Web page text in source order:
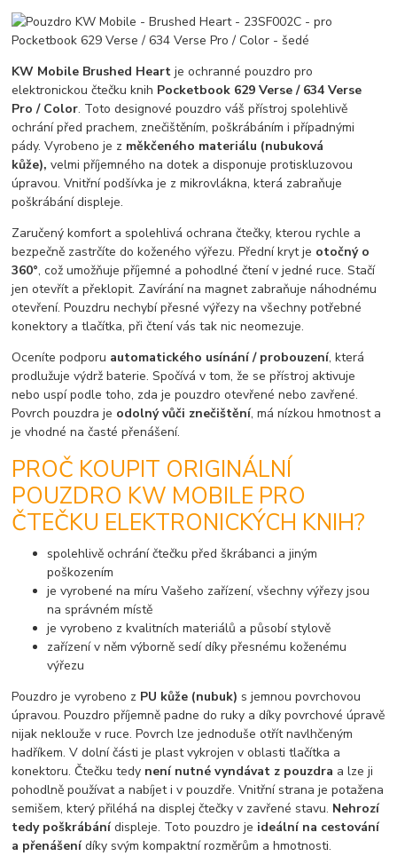
KW Mobile Brushed Heart je ochranné pouzdro pro
elektronickou čtečku knih Pocketbook 629 Verse / 634 Verse
Pro / Color. Toto designové pouzdro váš přístroj spolehlivě
ochrání před prachem, znečištěním, poškrábáním i případnými
pády. Vyrobeno je z měkčeného materiálu (nubuková
kůže), velmi příjemného na dotek a disponuje protiskluzovou
úpravou. Vnitřní podšívka je z mikrovlákna, která zabraňuje
poškrábání displeje.
Zaručený komfort a spolehlivá ochrana čtečky, kterou rychle a
bezpečně zastrčíte do koženého výřezu. Přední kryt je otočný o
360°, což umožňuje příjemné a pohodlné čtení v jedné ruce. Stačí
jen otevřít a překlopit. Zavírání na magnet zabraňuje náhodnému
otevření. Pouzdru nechybí přesné výřezy na všechny potřebné
konektory a tlačítka, při čtení vás tak nic neomezuje.
Oceníte podporu automatického usínání / probouzení, která
prodlužuje výdrž baterie. Spočívá v tom, že se přístroj aktivuje
nebo uspí podle toho, zda je pouzdro otevřené nebo zavřené.
Povrch pouzdra je odolný vůči znečištění, má nízkou hmotnost a
je vhodné na časté přenášení.
PROČ KOUPIT ORIGINÁLNÍ
POUZDRO KW MOBILE PRO
ČTEČKU ELEKTRONICKÝCH KNIH?
spolehlivě ochrání čtečku před škrábanci a jiným
poškozením
je vyrobené na míru Vašeho zařízení, všechny výřezy jsou
na správném místě
je vyrobeno z kvalitních materiálů a působí stylově
zařízení v něm výborně sedí díky přesnému koženému
výřezu
Pouzdro je vyrobeno z PU kůže (nubuk) s jemnou povrchovou
úpravou. Pouzdro příjemně padne do ruky a díky povrchové úpravě
nijak neklouže v ruce. Povrch lze jednoduše otřít navlhčeným
hadříkem. V dolní části je plast vykrojen v oblasti tlačítka a
konektoru. Čtečku tedy není nutné vyndávat z pouzdra a lze ji
pohodlně používat a nabíjet i v pouzdře. Vnitřní strana je potažena
semišem, který přiléhá na displej čtečky v zavřené stavu. Nehrozí
tedy poškrábánídispleje. Toto pouzdro je ideální na cestování
a přenášenídíky svým kompaktní rozměrům a hmotnosti.